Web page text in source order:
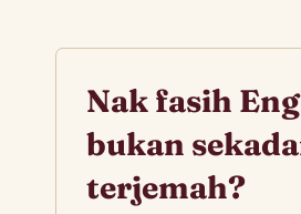
Nak fasih
bukan
terjemah?